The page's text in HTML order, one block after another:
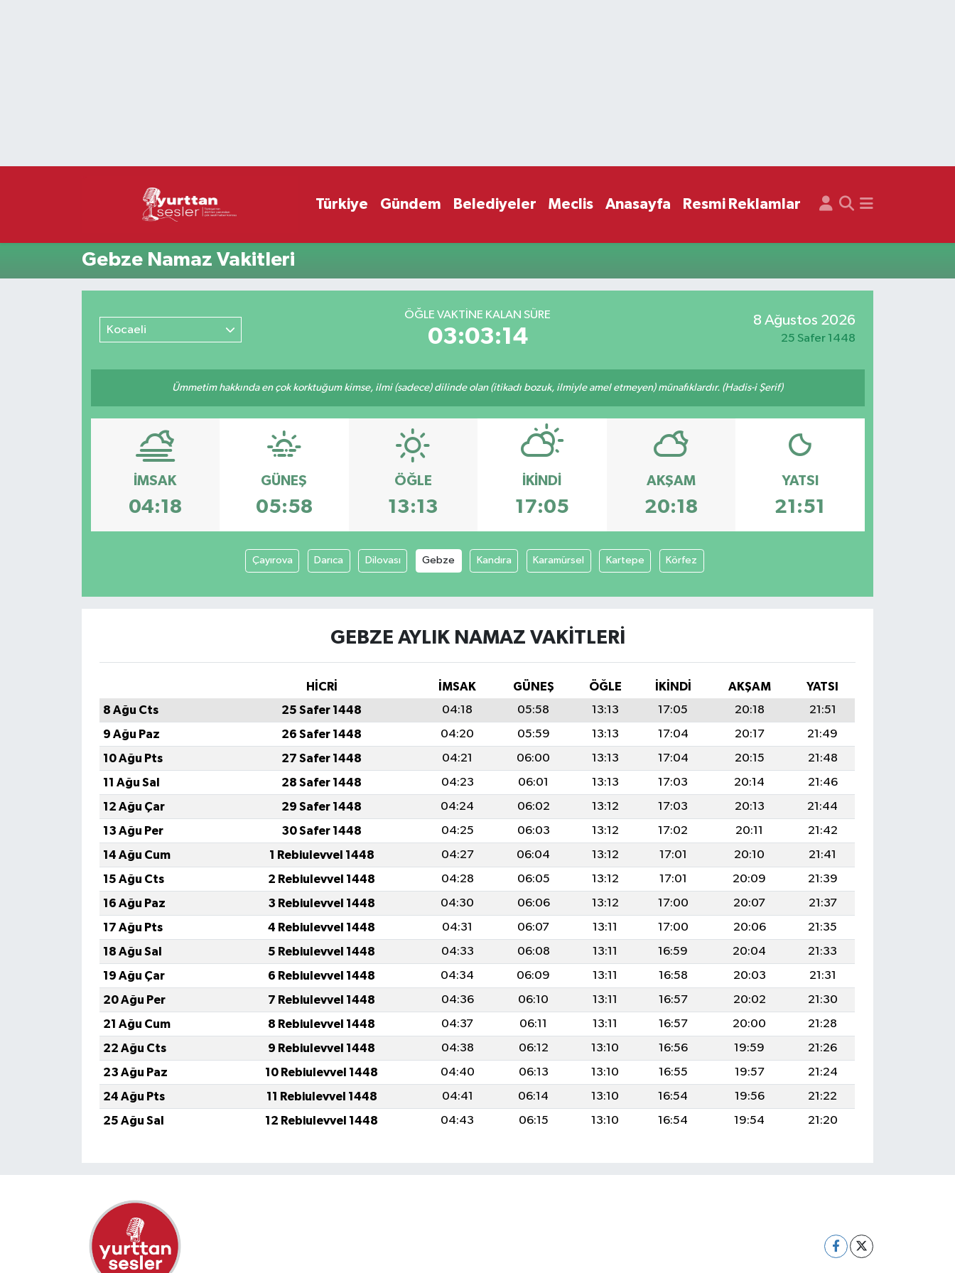
Türkiye Gündem Belediyeler Meclis Anasayfa Resmi Reklamlar
Gebze Namaz Vakitleri
Kocaeli
ÖĞLE VAKTİNE KALAN SÜRE
03:03:14
8 Ağustos 2026
25 Safer 1448
Ümmetim hakkında en çok korktuğum kimse, ilmi (sadece) dilinde olan (itikadı bozuk, ilmiyle amel etmeyen) münafıklardır. (Hadis-i Şerif)
İMSAK
04:18
GÜNEŞ
05:58
ÖĞLE
13:13
İKINDI
17:05
AKŞAM
20:18
YATSI
21:51
Çayırova Darıca Dilovası Gebze Kandıra Karamürsel Kartepe Körfez
GEBZE AYLIK NAMAZ VAKITLERI
HİCRİ İMSAK GÜNEŞ ÖĞLE İKINDI AKŞAM
YATSI
8 Ağu Cts
25 Safer 1448 04:18 05:58 13:13 17:05 20:18
21:51
9 Ağu Paz
26 Safer 1448 04:20 05:59 13:13 17:04 20:17
21:49
10 Ağu Pts
27 Safer 1448 04:21 06:00 13:13 17:04 20:15
21:48
11 Ağu Sal
28 Safer 1448 04:23 06:01 13:13 17:03 20:14
21:46
12 Ağu Çar
29 Safer 1448 04:24 06:02 13:12 17:03 20:13
21:44
13 Ağu Per
30 Safer 1448 04:25 06:03 13:12 17:02 20:11
21:42
14 Ağu Cum
1 Rebiulevvel 1448 04:27 06:04 13:12 17:01 20:10
21:41
15 Ağu Cts
2 Rebiulevvel 1448 04:28 06:05 13:12 17:01 20:09
21:39
16 Ağu Paz
3 Rebiulevvel 1448 04:30 06:06 13:12 17:00 20:07
21:37
17 Ağu Pts
4 Rebiulevvel 1448 04:31 06:07 13:11 17:00 20:06
21:35
18 Ağu Sal
5 Rebiulevvel 1448 04:33 06:08 13:11 16:59 20:04
21:33
19 Ağu Çar
6 Rebiulevvel 1448 04:34 06:09 13:11 16:58 20:03
21:31
20 Ağu Per
7 Rebiulevvel 1448 04:36 06:10 13:11 16:57 20:02
21:30
21 Ağu Cum
8 Rebiulevvel 1448 04:37 06:11 13:11 16:57 20:00
21:28
22 Ağu Cts
9 Rebiulevvel 1448 04:38 06:12 13:10 16:56 19:59
21:26
23 Ağu Paz
10 Rebiulevvel 1448 04:40 06:13 13:10 16:55 19:57
21:24
24 Ağu Pts
11 Rebiulevvel 1448 04:41 06:14 13:10 16:54 19:56
21:22
25 Ağu Sal
12 Rebiulevvel 1448 04:43 06:15 13:10 16:54 19:54 21:20
Süper Lig Puan Durumu ve Fikstür